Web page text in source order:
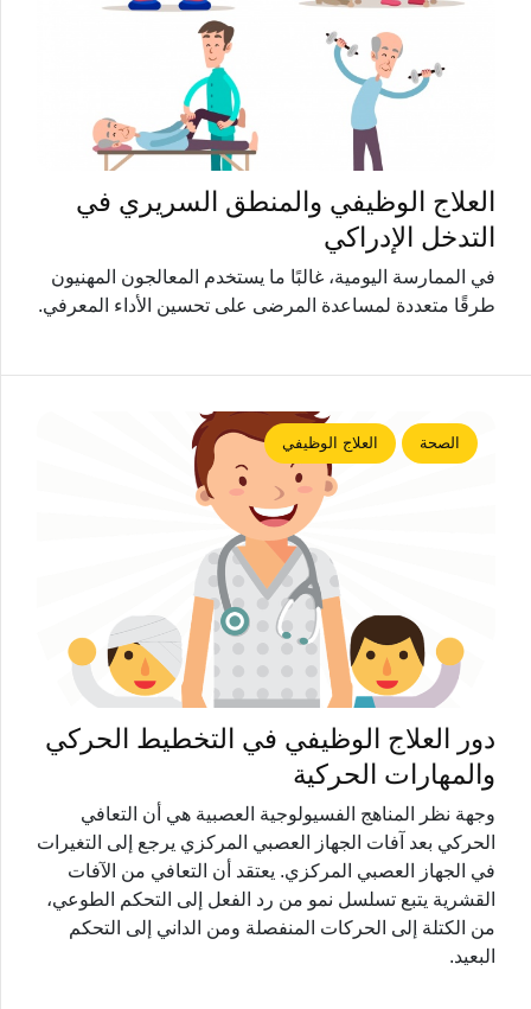
العلاج الوظيفي والمنطق السريري في
التدخل الإدراكي
في الممارسة اليومية، غالبًا ما يستخدم المعالجون المهنيون
طرقًا متعددة لمساعدة المرضى على تحسين الأداء المعرفي.
الصحة العلاج الوظيفي
دور العلاج الوظيفي في التخطيط الحركي
والمهارات الحركية
وجهة نظر المناهج الفسيولوجية العصبية هي أن التعافي
الحركي بعد آفات الجهاز العصبي المركزي يرجع إلى التغيرات
في الجهاز العصبي المركزي. يعتقد أن التعافي من الآفات
القشرية يتبع تسلسل نمو من رد الفعل إلى التحكم الطوعي،
من الكتلة إلى الحركات المنفصلة ومن الداني إلى التحكم
البعيد.